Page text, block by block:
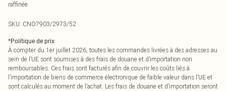
raffinée.
SKU: CNO7903/2973/52
*Politique de prix
À compter du 1er juillet 2026, toutes les commandes livrées à des adresses au
sein de l’UE sont soumises à des frais de douane et d’importation non
remboursables. Ces frais sont facturés afin de couvrir les coûts liés à
l’importation de biens de commerce électronique de faible valeur dans l’UE et
sont calculés au moment de l’achat. Les frais de douane et d’importation seront